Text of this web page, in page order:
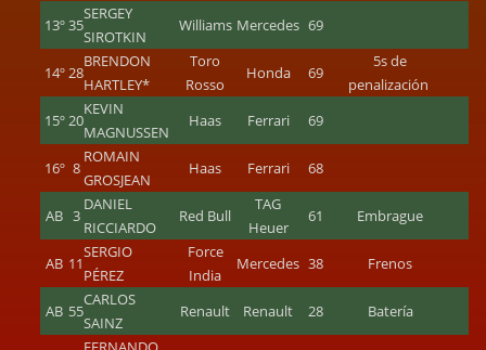
13º35
SERGEY
SIROTKIN
Williams Mercedes 69
14º28
BRENDON
HARTLEY*
Toro
Rosso
Honda 69
5s de
penalización
15º20
KEVIN
MAGNUSSEN
Haas Ferrari 69
16º 8
ROMAIN
GROSJEAN
Haas Ferrari 68
AB 3
DANIEL
RICCIARDO
Red Bull
TAG
Heuer
61 Embrague
AB 11
SERGIO
PÉREZ
Force
India
Mercedes 38 Frenos
AB 55
CARLOS
SAINZ
Renault Renault 28 Batería